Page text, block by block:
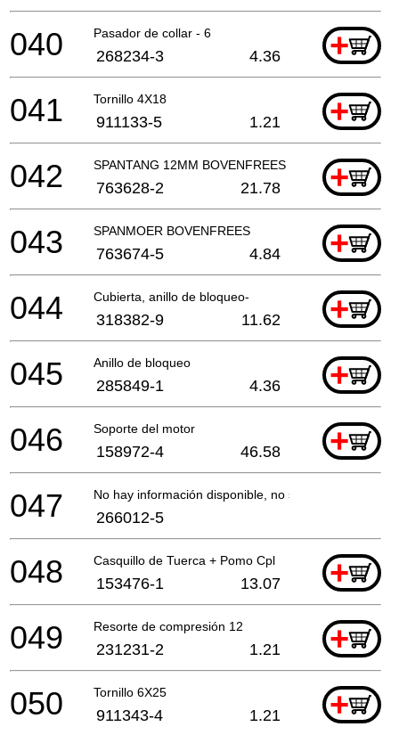
Pasador de collar - 6 +
040 268234-3 4.36
Tornillo 4X18 +
041 911133-5 1.21
SPANTANG 12MM BOVENFREES +
042 763628-2 21.78
SPANMOER BOVENFREES +
043 763674-5 4.84
Cubierta, anillo de bloqueo- +
044 318382-9 11.62
Anillo de bloqueo +
045 285849-1 4.36
Soporte del motor +
046 158972-4 46.58
No hay información disponible, no se puede pedir
047 266012-5
Casquillo de Tuerca + Pomo Cpl +
048 153476-1 13.07
Resorte de compresión 12 +
049 231231-2 1.21
Tornillo 6X25 +
050 911343-4 1.21